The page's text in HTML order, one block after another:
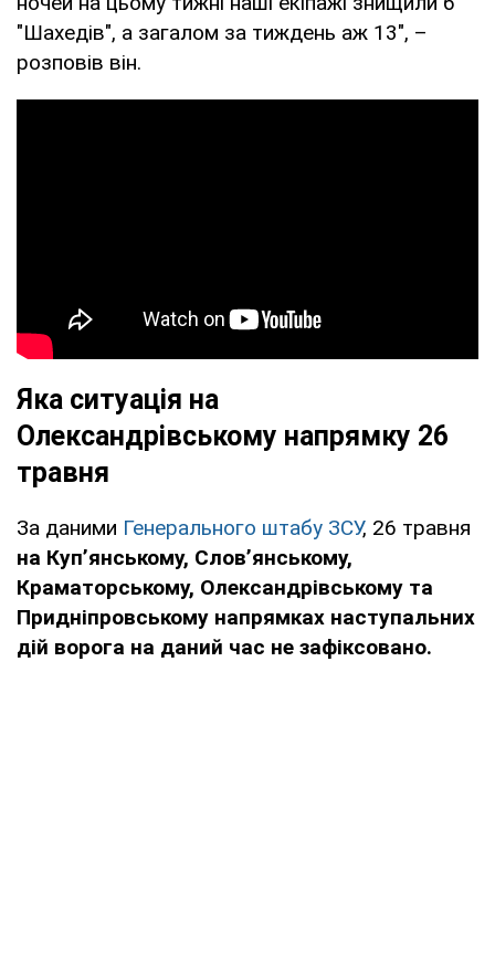
"Шахедів", а загалом за тиждень аж 13", –
розповів він.
Яка ситуація на
Олександрівському напрямку 26
травня
За даними Генерального штабу ЗСУ, 26 травня
на Куп’янському, Слов’янському,
Краматорському, Олександрівському та
Придніпровському напрямках наступальних
дій ворога на даний час не зафіксовано.